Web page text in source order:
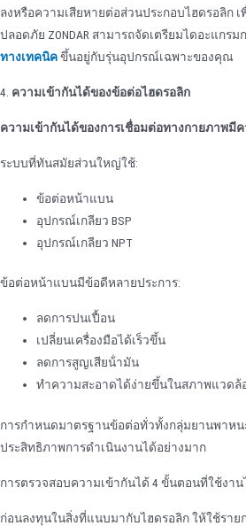
ลงหรือความเสียหายต่อส่วนประกอบไฮดรอลิก
ปลอดภัย ZONDAR สามารถจัดเตรียมไดอะแกรม
ทางเทคนิคขึ้นอยู่กับรุ่นอุปกรณ์เฉพาะของคุณ
4. ความเข้ากันได้ของข้อต่อไฮดรอลิก
ความเข้ากันได้ของการเชื่อมต่อทางกายภาพมี
ระบบที่ทันสมัยส่วนใหญ่ใช้:
ข้อต่อหน้าแบน
อุปกรณ์เกลียว BSP
อุปกรณ์เกลียว NPT
ข้อต่อหน้าแบนมีข้อดีหลายประการ:
ลดการปนเปื้อน
เปลี่ยนเครื่องมือได้เร็วขึ้น
ลดการสูญเสียน้ํามัน
ทําความสะอาดได้ง่ายขึ้นในสภาพแวดล้
การกําหนดมาตรฐานข้อต่อทั่วทั้งกลุ่มยานพาหน
ประสิทธิภาพการดําเนินงานได้อย่างมาก
การตรวจสอบความเข้ากันได้ 4 ขั้นตอนที่ใช้งาน
ก่อนลงทุนในสิ่งที่แนบมากับไฮดรอลิก ให้ใช้ราย